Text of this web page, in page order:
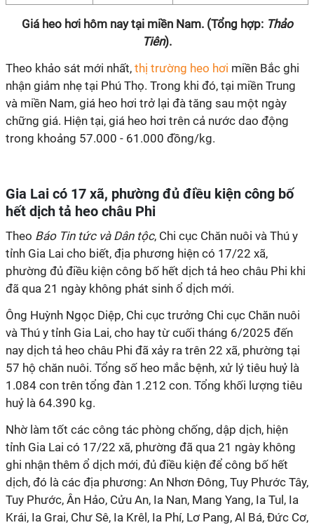
Giá heo hơi hôm nay tại miền Nam. (Tổng hợp: Thảo
Tiên).
Theo khảo sát mới nhất, thị trường heo hơi miền Bắc ghi
nhận giảm nhẹ tại Phú Thọ. Trong khi đó, tại miền Trung
và miền Nam, giá heo hơi trở lại đà tăng sau một ngày
chững giá. Hiện tại, giá heo hơi trên cả nước dao động
trong khoảng 57.000 - 61.000 đồng/kg.
Gia Lai có 17 xã, phường đủ điều kiện công bố
hết dịch tả heo châu Phi
Theo Báo Tin tức và Dân tộc, Chi cục Chăn nuôi và Thú y
tỉnh Gia Lai cho biết, địa phương hiện có 17/22 xã,
phường đủ điều kiện công bố hết dịch tả heo châu Phi khi
đã qua 21 ngày không phát sinh ổ dịch mới.
Ông Huỳnh Ngọc Diệp, Chi cục trưởng Chi cục Chăn nuôi
và Thú y tỉnh Gia Lai, cho hay từ cuối tháng 6/2025 đến
nay dịch tả heo châu Phi đã xảy ra trên 22 xã, phường tại
57 hộ chăn nuôi. Tổng số heo mắc bệnh, xử lý tiêu huỷ là
1.084 con trên tổng đàn 1.212 con. Tổng khối lượng tiêu
huỷ là 64.390 kg.
Nhờ làm tốt các công tác phòng chống, dập dịch, hiện
tỉnh Gia Lai có 17/22 xã, phường đã qua 21 ngày không
ghi nhận thêm ổ dịch mới, đủ điều kiện để công bố hết
dịch, đó là các địa phương: An Nhơn Đông, Tuy Phước Tây,
Tuy Phước, Ân Hảo, Cửu An, Ia Nan, Mang Yang, Ia Tul, Ia
Krái, Ia Grai, Chư Sê, Ia Krêl, Ia Phí, Lơ Pang, Al Bá, Đức Cơ,